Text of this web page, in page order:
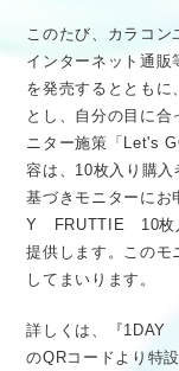
このたび、カラコン
インターネット通
を発売するとともに
とし、自分の目に
ニター施策「Let's
容は、10枚入り購
基づきモニターにお
Y FRUTTIE 10枚入
提供します。このモ
してまいります。
詳しくは、『
のQRコードより特